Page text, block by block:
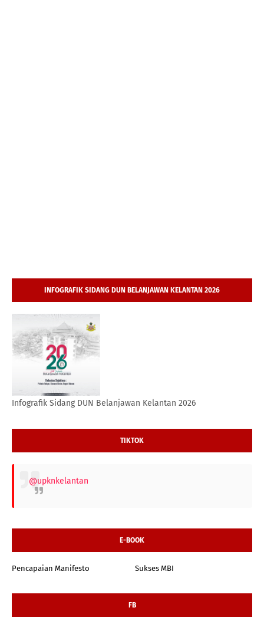
INFOGRAFIK SIDANG DUN BELANJAWAN KELANTAN 2026
Infografik Sidang DUN Belanjawan Kelantan 2026
TIKTOK
@upknkelantan
E-BOOK
Pencapaian Manifesto Sukses MBI
FB